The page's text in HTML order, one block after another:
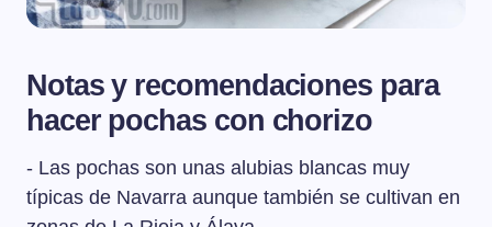
Notas y recomendaciones para
hacer pochas con chorizo
- Las pochas son unas alubias blancas muy
típicas de Navarra aunque también se cultivan en